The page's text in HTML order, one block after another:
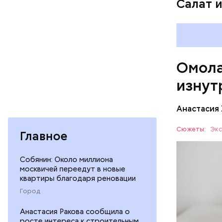
Главное
Собянин: Около миллиона
москвичей переедут в новые
квартиры благодаря реновации
Город
Анастасия Ракова сообщила о
Салат
Сюжеты:
Дыня
ряда
лютеин
наше
калий
По
щавель в